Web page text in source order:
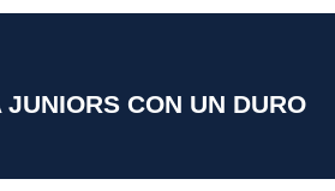
CON UN DURO